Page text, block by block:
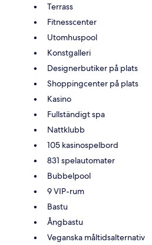
Terrass
Fitnesscenter
Utomhuspool
Konstgalleri
Designerbutiker på plats
Shoppingcenter på plats
Kasino
Fullständigt spa
Nattklubb
105 kasinospelbord
831 spelautomater
Bubbelpool
9 VIP-rum
Bastu
Ångbastu
Veganska måltidsalternativ